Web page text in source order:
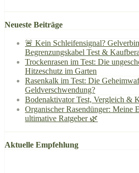
Neueste Beiträge
🚨 Kein Schleifensignal?
Begrenzungskabel Test &
Trockenrasen im Test: Die
Hitzeschutz im Garten
Rasenkalk im Test: Die
Geldverschwendung?
Bodenaktivator Test, Vergleich &
Organischer Rasendünger: Meine
ultimative Ratgeber 🌿
Aktuelle Empfehlung